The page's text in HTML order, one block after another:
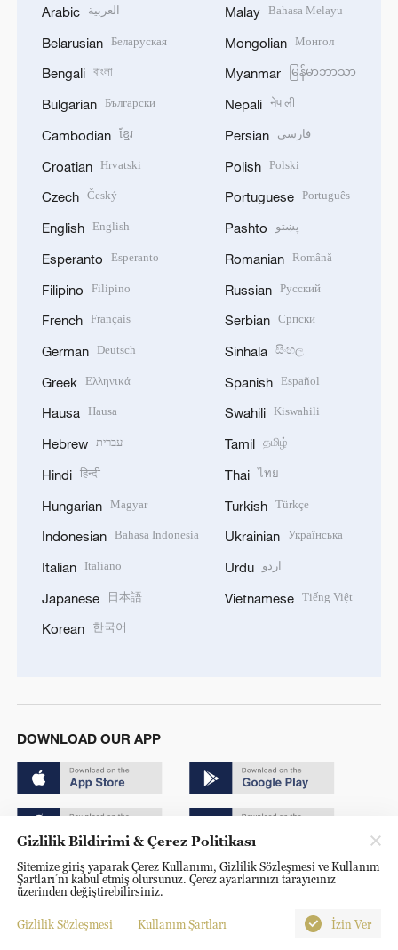
Arabic العربية
Belarusian Беларуская
Bengali বাংলা
Bulgarian Български
Cambodian ខ្មែរ
Croatian Hrvatski
Czech Český
English English
Esperanto Esperanto
Filipino Filipino
French Français
German Deutsch
Greek Ελληνικά
Hausa Hausa
Hebrew עברית
Hindi हिन्दी
Hungarian Magyar
Indonesian Bahasa Indonesia
Italian Italiano
Japanese 日本語
Korean 한국어
Malay Bahasa Melayu
Mongolian Монгол
Myanmar မြန်မာဘာသာ
Nepali नेपाली
Persian فارسی
Polish Polski
Portuguese Português
Pashto پښتو
Romanian Română
Russian Русский
Serbian Српски
Sinhala සිංහල
Spanish Español
Swahili Kiswahili
Tamil தமிழ்
Thai ไทย
Turkish Türkçe
Ukrainian Українська
Urdu اردو
Vietnamese Tiếng Việt
DOWNLOAD OUR APP
Copyright © 2024 CGTN.
京ICP备20000184号
京公网安备 11010502050052号
Gizlilik Bildirimi & Çerez Politikası
Sitemize giriş yaparak Çerez Kullanımı, Gizlilik Sözleşmesi ve Kullanım
Şartları’nı kabul etmiş olursunuz. Çerez ayarlarınızı tarayıcınız
üzerinden değiştirebilirsiniz.
Gizlilik Sözleşmesi Kullanım Şartları İzin Ver